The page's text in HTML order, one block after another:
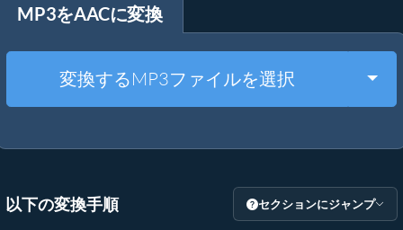
解凍する
その他のツール
MP3をAACに変換
変換するMP3ファイルを選択
以下の変換手順 セクションにジャンプ